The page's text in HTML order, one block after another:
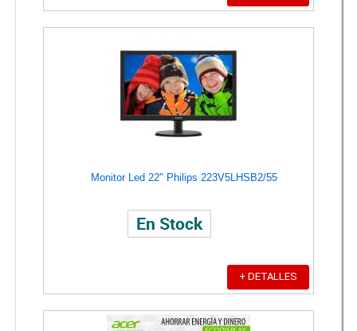
Monitor Led 22" Philips 223V5LHSB2/55
En Stock
+ DETALLES